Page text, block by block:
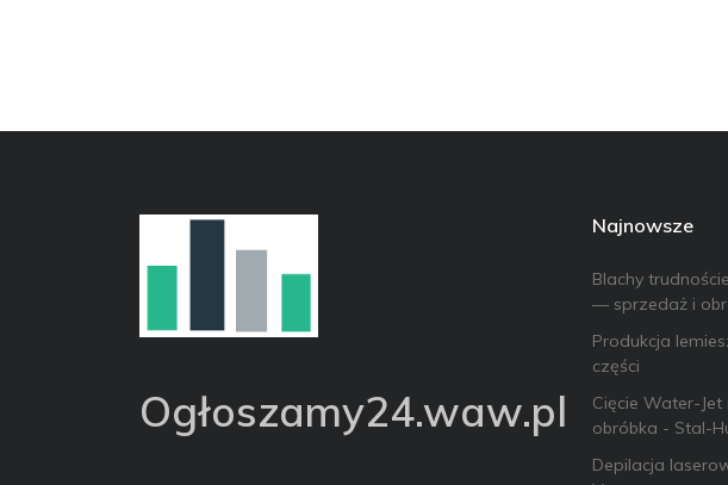
Ogłoszamy24.waw.pl
Najnowsze
Blachy
— sprzedaż i
Produkcja
części
Cięcie Water-Jet i
obróbka - Stal-
Depilacja